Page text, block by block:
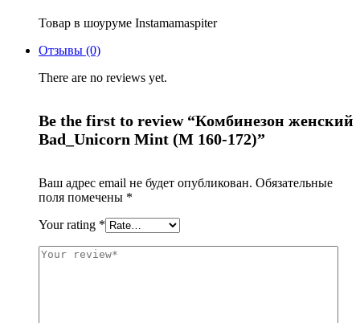
Товар в шоуруме Instamamaspiter
Отзывы (0)
There are no reviews yet.
Be the first to review “Комбинезон женский
Bad_Unicorn Mint (M 160-172)”
Ваш адрес email не будет опубликован. Обязательные
поля помечены *
Your rating *